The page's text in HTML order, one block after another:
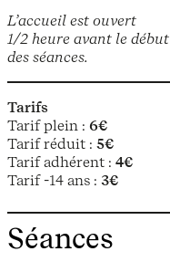
L’accueil est ouvert
1/2 heure avant le début
des séances.
Tarifs
Tarif plein : 6€
Tarif réduit : 5€
Tarif adhérent : 4€
Tarif -14 ans : 3€
Séances